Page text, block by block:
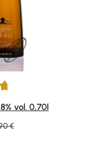
vol. 0,70l
price:
€